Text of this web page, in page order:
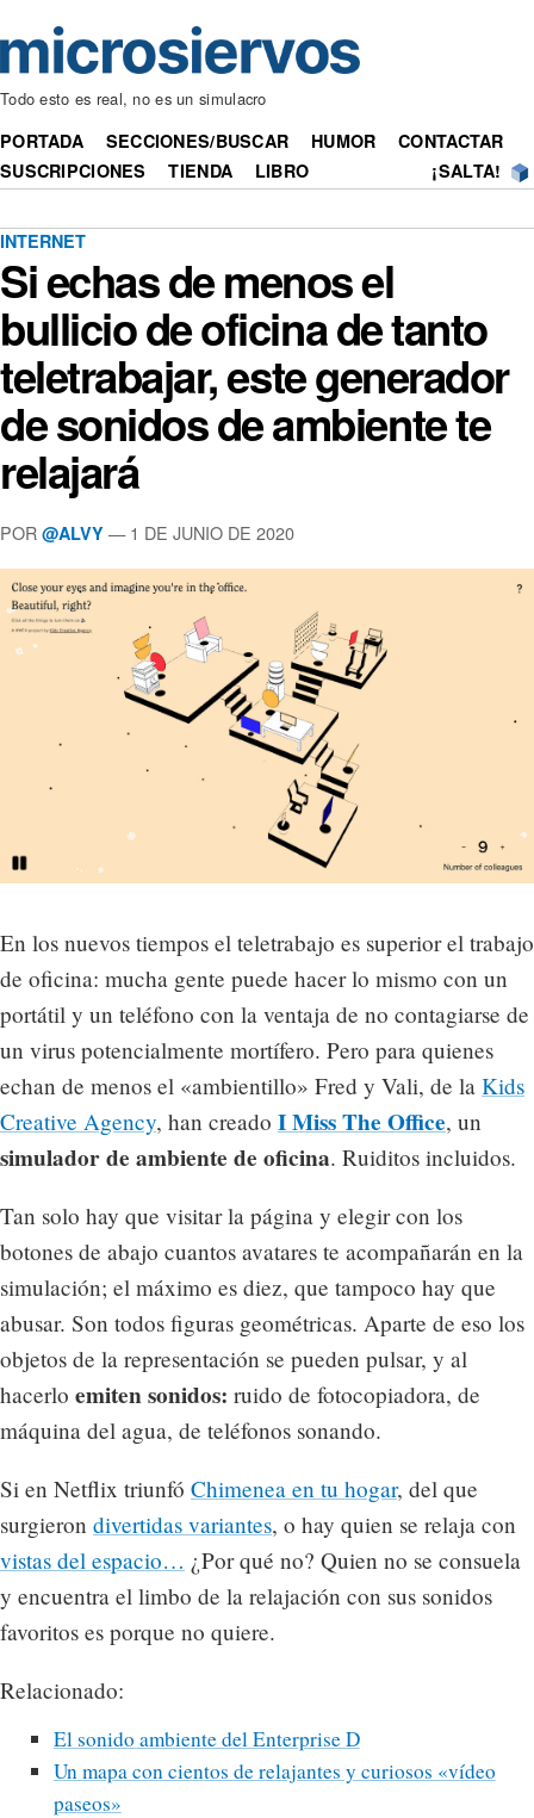
Todo esto es real, no es un simulacro
PORTADA SECCIONES/BUSCAR HUMOR
CONTACTAR
SUSCRIPCIONES
TIENDA LIBRO ¡SALTA!
INTERNET
Si echas de menos el
bullicio de oficina de tanto
teletrabajar, este generador
de sonidos de ambiente te
relajará
POR @ALVY — 1 DE JUNIO DE 2020
En los nuevos tiempos el teletrabajo es superior el trabajo
de oficina: mucha gente puede hacer lo mismo con un
portátil y un teléfono con la ventaja de no contagiarse de
un virus potencialmente mortífero. Pero para quienes
echan de menos el «ambientillo» Fred y Vali, de la Kids
Creative Agency, han creado I Miss The Office, un
simulador de ambiente de oficina. Ruiditos incluidos.
Tan solo hay que visitar la página y elegir con los
botones de abajo cuantos avatares te acompañarán en la
simulación; el máximo es diez, que tampoco hay que
abusar. Son todos figuras geométricas. Aparte de eso los
objetos de la representación se pueden pulsar, y al
hacerlo emiten sonidos: ruido de fotocopiadora, de
máquina del agua, de teléfonos sonando.
Si en Netflix triunfó Chimenea en tu hogar, del que
surgieron divertidas variantes, o hay quien se relaja con
vistas del espacio… ¿Por qué no? Quien no se consuela
y encuentra el limbo de la relajación con sus sonidos
favoritos es porque no quiere.
Relacionado:
El sonido ambiente del Enterprise D
Un mapa con cientos de relajantes y curiosos «vídeo
paseos»